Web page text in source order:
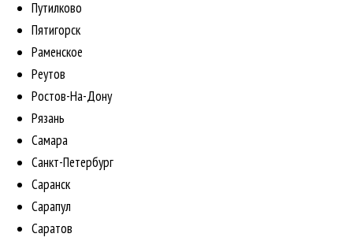
Путилково
Пятигорск
Раменское
Реутов
Ростов-На-Дону
Рязань
Самара
Санкт-Петербург
Саранск
Сарапул
Саратов